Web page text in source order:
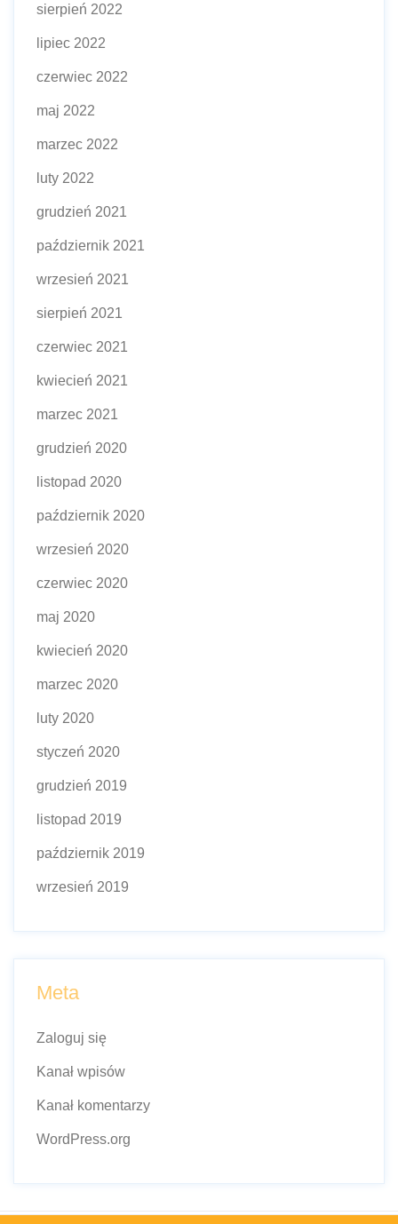
sierpień 2022
lipiec 2022
czerwiec 2022
maj 2022
marzec 2022
luty 2022
grudzień 2021
październik 2021
wrzesień 2021
sierpień 2021
czerwiec 2021
kwiecień 2021
marzec 2021
grudzień 2020
listopad 2020
październik 2020
wrzesień 2020
czerwiec 2020
maj 2020
kwiecień 2020
marzec 2020
luty 2020
styczeń 2020
grudzień 2019
listopad 2019
październik 2019
wrzesień 2019
Meta
Zaloguj się
Kanał wpisów
Kanał komentarzy
WordPress.org